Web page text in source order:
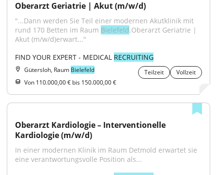
Oberarzt Geriatrie | Akut (m/w/d)
"...Dann werden Sie Teil einer modernen Akutklinik mit
rund 170 Betten im Raum Bielefeld.Oberarzt Geriatrie |
Akut (m/w/d)erwart..."
FIND YOUR EXPERT - MEDICAL RECRUITING
Gütersloh, Raum Bielefeld Teilzeit
Vollzeit
Von 110.000,00 € bis 150.000,00 €
Oberarzt Kardiologie – Interventionelle
Kardiologie (m/w/d)
In einer modernen Klinik im Raum Detmold erwartet sie
eine verantwortungsvolle Position als...